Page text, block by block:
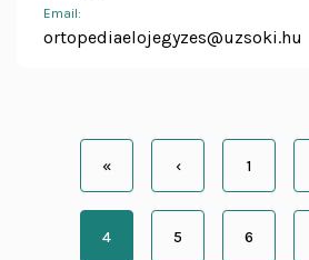
Email:
ortopediaelojegyzes@uzsoki.hu
Oldalszámozás
Első
«
Előző
‹
Page
1
Jelenlegi
4
Page
5
Page
6